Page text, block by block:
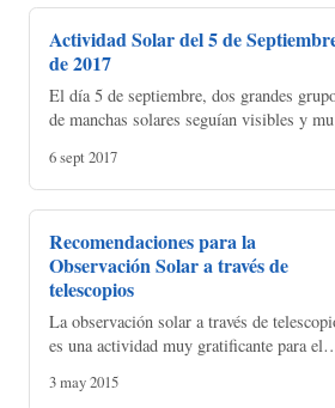
Actividad Solar del 5 de
de 2017
El día 5 de septiembre, dos grandes
de manchas solares seguían visibles y
incluso a simple vista (con los filtros
adecuados)…
6 sept 2017
Recomendaciones para la
Observación Solar a través de
telescopios
La observación solar a través de
es una actividad muy gratificante para el
localización del Sol y la no necesidad de
3 may 2015